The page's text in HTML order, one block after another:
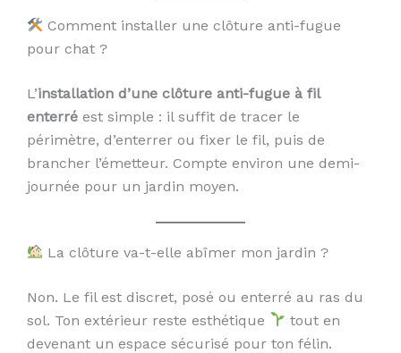
Comment installer une clôture anti-fugue
pour chat ?
L’installation d’une clôture anti-fugue à fil
enterré est simple : il suffit de tracer le
périmètre, d’enterrer ou fixer le fil, puis de
brancher l’émetteur. Compte environ une demi-
journée pour un jardin moyen.
La clôture va-t-elle abîmer mon jardin ?
Non. Le fil est discret, posé ou enterré au ras du
sol. Ton extérieur reste esthétique
tout en
devenant un espace sécurisé pour ton félin.